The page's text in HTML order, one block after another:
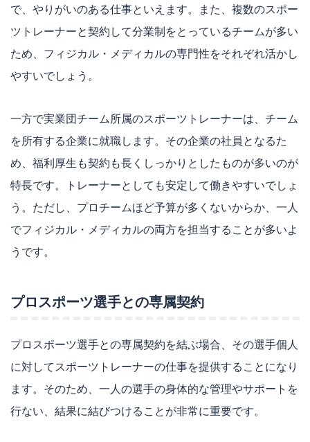
で、やりがいのある仕事といえます。また、複数のスポー
ツトレーナーと契約して分業制をとっているチームが多い
ため、フィジカル・メディカルの専門性をそれぞれ活かし
やすいでしょう。
一方で実業団チーム所属のスポーツトレーナーは、チーム
を所有する企業に就職します。その企業の社員となるた
め、福利厚生も契約も長くしっかりとしたものが多いのが
特長です。トレーナーとしても安定して働きやすいでしょ
う。ただし、プロチームほど予算が多くないからか、一人
でフィジカル・メディカルの両方を担当することが多いよ
うです。
プロスポーツ選手との専属契約
プロスポーツ選手との専属契約を結ぶ場合、その選手個人
に対してスポーツトレーナーの仕事を提供することになり
ます。そのため、一人の選手の身体的な管理やサポートを
行ない、結果に結びつけることが非常に重要です。